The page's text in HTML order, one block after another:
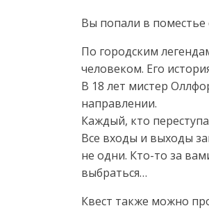
Вы попали в
По городским
человеком. Его
В 18 лет мистер
направлении.
Каждый, кто
Все входы и выходы
не одни. Кто-то за
выбраться…
Квест также можно